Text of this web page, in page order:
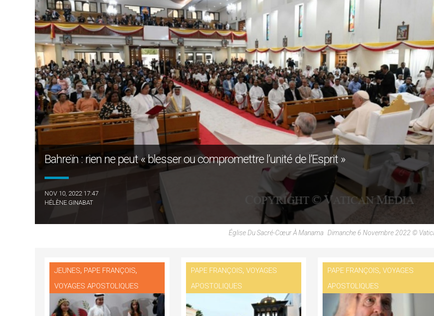
Bahreïn : rien ne peut « blesser ou compromettre l’unité de l’Esprit »
NOV 10, 2022 17:47
HÉLÈNE GINABAT
Église Du Sacré-Cœur À Manama Dimanche 6 Novembre 2022 ©
JEUNES, PAPE FRANÇOIS,
VOYAGES APOSTOLIQUES
PAPE FRANÇOIS,VOYAGES
APOSTOLIQUES
PAPE FRANÇOIS,VOYAGES
APOSTOLIQUES